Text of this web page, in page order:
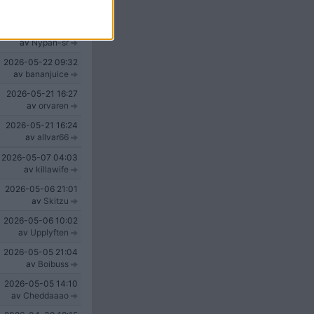
avNypan-sr
2026-05-22 09:32
av bananjuice
2026-05-21 16:27
av orvaren
2026-05-21 16:24
av allvar66
2026-05-07 04:03
av killawife
2026-05-06 21:01
av Skitzu
2026-05-06 10:02
av Upplyften
2026-05-05 21:04
av Boibuss
2026-05-05 14:10
av Cheddaaao